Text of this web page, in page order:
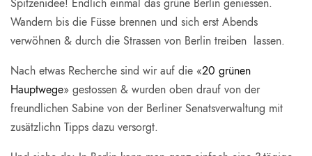
Spitzenidee! Endlich einmal das grüne Berlin geniessen.
Wandern bis die Füsse brennen und sich erst Abends
verwöhnen & durch die Strassen von Berlin treiben lassen.
Nach etwas Recherche sind wir auf die «20 grünen
Hauptwege» gestossen & wurden oben drauf von der
freundlichen Sabine von der Berliner Senatsverwaltung mit
zusätzlichn Tipps dazu versorgt.